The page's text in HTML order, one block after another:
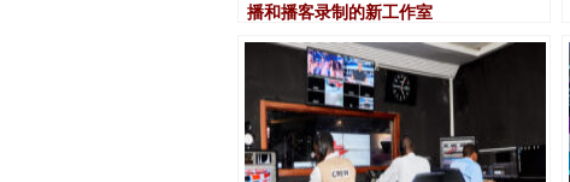
播和播客录制的新工作室